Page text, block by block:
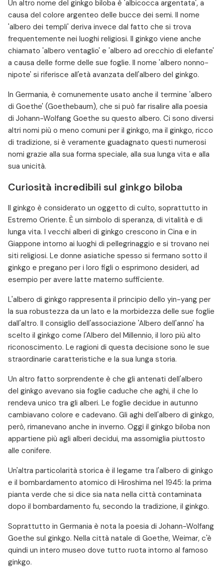
Un altro nome del ginkgo biloba è 'albicocca argentata', a
causa del colore argenteo delle bucce dei semi. Il nome
'albero dei templi' deriva invece dal fatto che si trova
frequentemente nei luoghi religiosi. Il ginkgo viene anche
chiamato 'albero ventaglio' e 'albero ad orecchio di elefante'
a causa delle forme delle sue foglie. Il nome 'albero nonno-
nipote' si riferisce all'età avanzata dell'albero del ginkgo.
In Germania, è comunemente usato anche il termine 'albero
di Goethe' (Goethebaum), che si può far risalire alla poesia
di Johann-Wolfang Goethe su questo albero. Ci sono diversi
altri nomi più o meno comuni per il ginkgo, ma il ginkgo, ricco
di tradizione, si è veramente guadagnato questi numerosi
nomi grazie alla sua forma speciale, alla sua lunga vita e alla
sua unicità.
Curiosità incredibili sul ginkgo biloba
Il ginkgo è considerato un oggetto di culto, soprattutto in
Estremo Oriente. È un simbolo di speranza, di vitalità e di
lunga vita. I vecchi alberi di ginkgo crescono in Cina e in
Giappone intorno ai luoghi di pellegrinaggio e si trovano nei
siti religiosi. Le donne asiatiche spesso si fermano sotto il
ginkgo e pregano per i loro figli o esprimono desideri, ad
esempio per avere latte materno sufficiente.
L'albero di ginkgo rappresenta il principio dello yin-yang per
la sua robustezza da un lato e la morbidezza delle sue foglie
dall'altro. Il consiglio dell'associazione 'Albero dell'anno' ha
scelto il ginkgo come l'Albero del Millennio, il loro più alto
riconoscimento. Le ragioni di questa decisione sono le sue
straordinarie caratteristiche e la sua lunga storia.
Un altro fatto sorprendente è che gli antenati dell'albero
del ginkgo avevano sia foglie caduche che aghi, il che lo
rendeva unico tra gli alberi. Le foglie decidue in autunno
cambiavano colore e cadevano. Gli aghi dell'albero di ginkgo,
però, rimanevano anche in inverno. Oggi il ginkgo biloba non
appartiene più agli alberi decidui, ma assomiglia piuttosto
alle conifere.
Un'altra particolarità storica è il legame tra l'albero di ginkgo
e il bombardamento atomico di Hiroshima nel 1945: la prima
pianta verde che si dice sia nata nella città contaminata
dopo il bombardamento fu, secondo la tradizione, il ginkgo.
Soprattutto in Germania è nota la poesia di Johann-Wolfang
Goethe sul ginkgo. Nella città natale di Goethe, Weimar, c'è
quindi un intero museo dove tutto ruota intorno al famoso
ginkgo.